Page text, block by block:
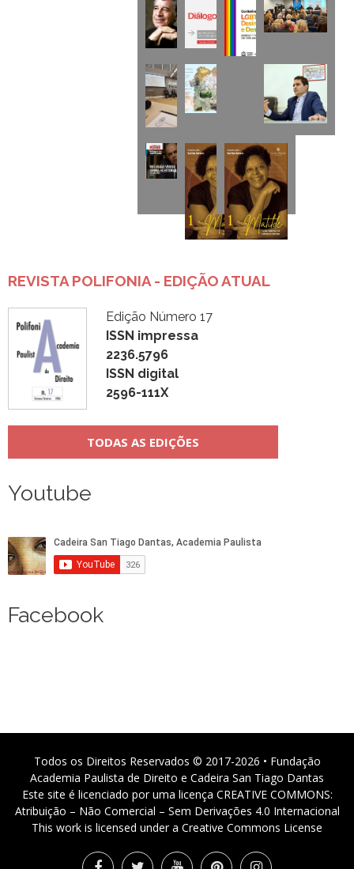
REVISTA POLIFONIA - EDIÇÃO ATUAL
Edição Número 17
ISSN impressa
2236.5796
ISSN digital
2596-111X
TODAS AS EDIÇÕES
Youtube
Facebook
Todos os Direitos Reservados © 2017-2026 • Fundação
Academia Paulista de Direito e Cadeira San Tiago Dantas
Este site é licenciado por uma licença CREATIVE COMMONS:
Atribuição – Não Comercial – Sem Derivações 4.0 Internacional
This work is licensed under a Creative Commons License